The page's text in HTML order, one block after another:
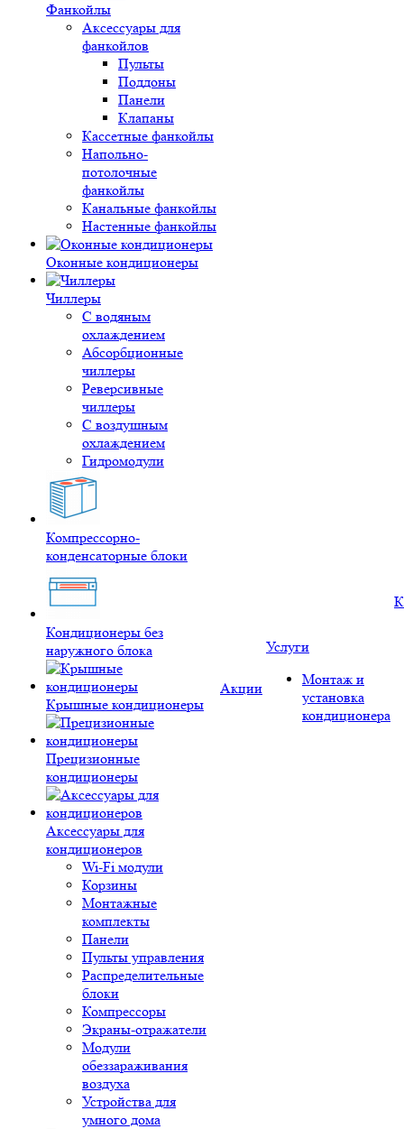
Фанкойлы
Аксессуары для
фанкойлов
Пульты
Поддоны
Панели
Клапаны
Кассетные фанкойлы
Напольно-
потолочные
фанкойлы
Канальные фанкойлы
Настенные фанкойлы
Оконные кондиционеры
Чиллеры
С водяным
охлаждением
Абсорбционные
чиллеры
Реверсивные
чиллеры
С воздушным
охлаждением
Гидромодули
Компрессорно-
конденсаторные блоки
Кондиционеры без
наружного блока
Крышные кондиционеры
Прецизионные
кондиционеры
Аксессуары для
кондиционеров
Wi-Fi модули
Корзины
Монтажные
комплекты
Панели
Пульты управления
Распределительные
блоки
Компрессоры
Экраны-отражатели
Модули
обеззараживания
воздуха
Устройства для
умного дома
Акции
Услуги
Монтаж и
установка
кондиционера